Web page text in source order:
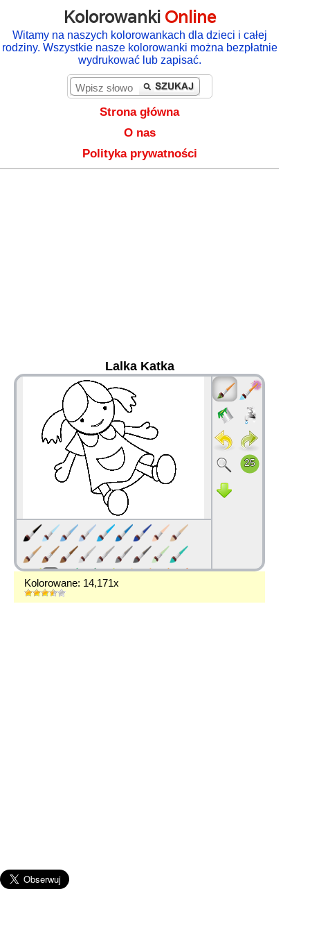
Kolorowanki Online
Witamy na naszych kolorowankach dla dzieci i całej
rodziny. Wszystkie nasze kolorowanki można bezpłatnie
wydrukować lub zapisać.
Strona główna
O nas
Polityka prywatności
Lalka Katka
Kolorowane: 14,171x